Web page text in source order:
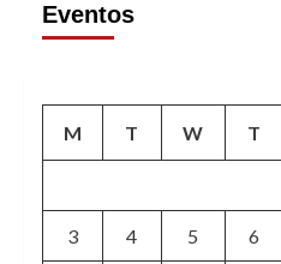
Eventos
M T W T
3 4 5 6